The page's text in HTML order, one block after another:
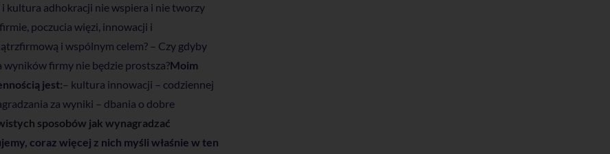
kultura adhokracji nie wspiera i nie tworzy
poczucia więzi, innowacji i
i wspólnym celem? – Czy gdyby
wyników firmy nie będzie prostsza?Moim
jest:– kultura innowacji – codziennej
za wyniki – dbania o dobre
sposobów jak wynagradzać
coraz więcej z nich myśli właśnie w ten